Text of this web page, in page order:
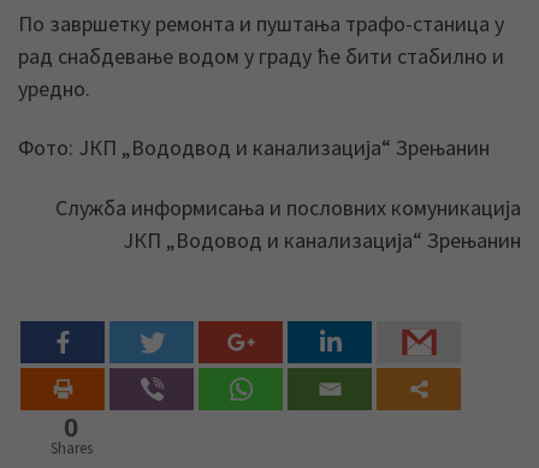
По завршетку ремонта и пуштања трафо-станица у
рад снабдевање водом у граду ће бити стабилно и
уредно.
Фото: ЈКП „Вододвод и канализација“ Зрењанин
Служба информисања и пословних комуникација
ЈКП „Водовод и канализација“ Зрењанин
0
Shares